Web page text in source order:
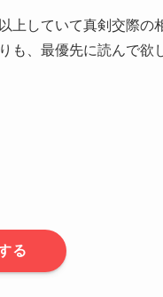
上していて真剣交際の
も、最優先に読んで欲
る